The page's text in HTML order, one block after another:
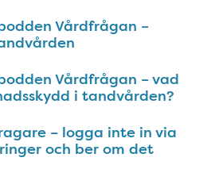
Vårdfrågan –
Vårdfrågan – vad
i tandvården?
– logga inte in via
och ber om det